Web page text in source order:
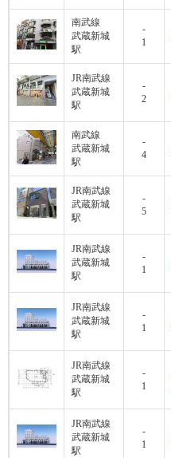
南武線
武蔵新城
駅
-
1
JR南武線
武蔵新城
駅
-
2
南武線
武蔵新城
駅
-
4
JR南武線
武蔵新城
駅
-
5
JR南武線
武蔵新城
駅
-
1
JR南武線
武蔵新城
駅
-
1
JR南武線
武蔵新城
駅
-
1
JR南武線
武蔵新城
駅
-
1